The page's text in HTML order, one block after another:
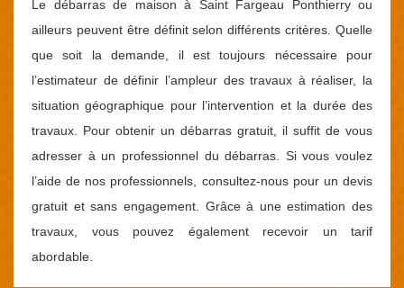
Le débarras de maison à Saint Fargeau Ponthierry ou
ailleurs peuvent être définit selon différents critères. Quelle
que soit la demande, il est toujours nécessaire pour
l’estimateur de définir l’ampleur des travaux à réaliser, la
situation géographique pour l’intervention et la durée des
travaux. Pour obtenir un débarras gratuit, il suffit de vous
adresser à un professionnel du débarras. Si vous voulez
l’aide de nos professionnels, consultez-nous pour un devis
gratuit et sans engagement. Grâce à une estimation des
travaux, vous pouvez également recevoir un tarif
abordable.